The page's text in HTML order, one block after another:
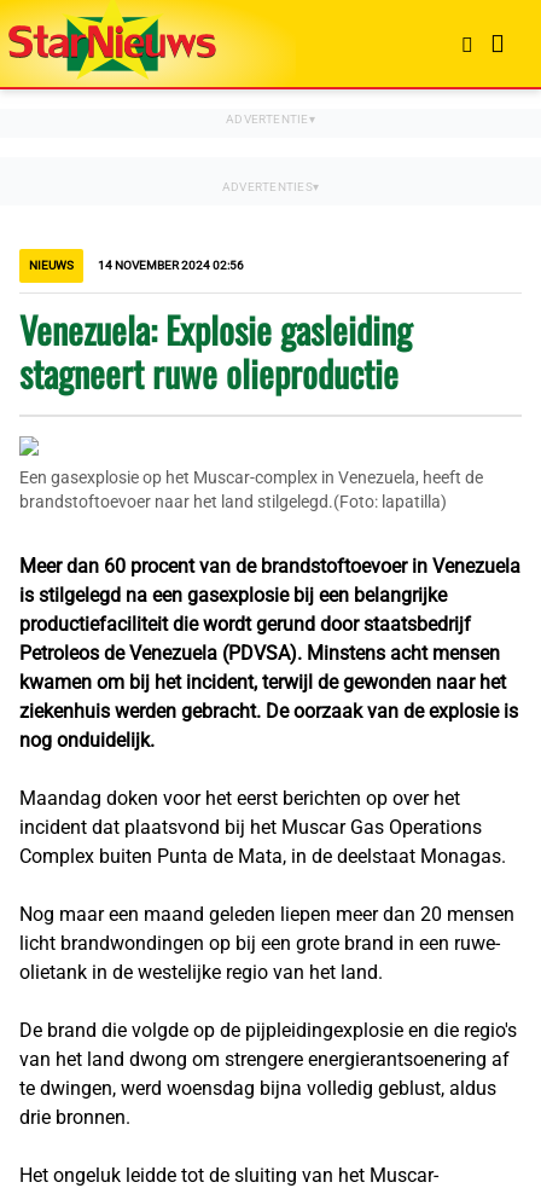
NIEUWS 14 NOVEMBER 2024 02:56
Venezuela: Explosie gasleiding
stagneert ruwe olieproductie
Een gasexplosie op het Muscar-complex in Venezuela, heeft de
brandstoftoevoer naar het land stilgelegd.(Foto: lapatilla)
Meer dan 60 procent van de brandstoftoevoer in Venezuela
is stilgelegd na een gasexplosie bij een belangrijke
productiefaciliteit die wordt gerund door staatsbedrijf
Petroleos de Venezuela (PDVSA). Minstens acht mensen
kwamen om bij het incident, terwijl de gewonden naar het
ziekenhuis werden gebracht. De oorzaak van de explosie is
nog onduidelijk.
Maandag doken voor het eerst berichten op over het
incident dat plaatsvond bij het Muscar Gas Operations
Complex buiten Punta de Mata, in de deelstaat Monagas.
Nog maar een maand geleden liepen meer dan 20 mensen
licht brandwondingen op bij een grote brand in een ruwe-
olietank in de westelijke regio van het land.
De brand die volgde op de pijpleidingexplosie en die regio's
van het land dwong om strengere energierantsoenering af
te dwingen, werd woensdag bijna volledig geblust, aldus
drie bronnen.
Het ongeluk leidde tot de sluiting van het Muscar-